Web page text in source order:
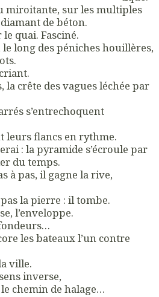
miroitante, sur les multiples
de béton.
quai. Fasciné.
long des péniches houillères,
la crête des vagues léchée par
s’entrechoquent
leurs flancs en rythme.
: la pyramide s’écroule par
du temps.
à pas, il gagne la rive,
la pierre : il tombe.
l’enveloppe.
les bateaux l’un contre
ville.
inverse,
chemin de halage…